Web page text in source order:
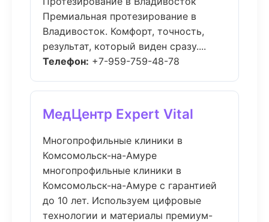
Премиальная протезирование в
Владивосток. Комфорт, точность,
результат, который виден сразу....
Телефон: +7-959-759-48-78
МедЦентр Expert Vital
Многопрофильные клиники в
Комсомольск-на-Амуре
многопрофильные клиники в
Комсомольск-на-Амуре с гарантией
до 10 лет. Используем цифровые
технологии и материалы премиум-